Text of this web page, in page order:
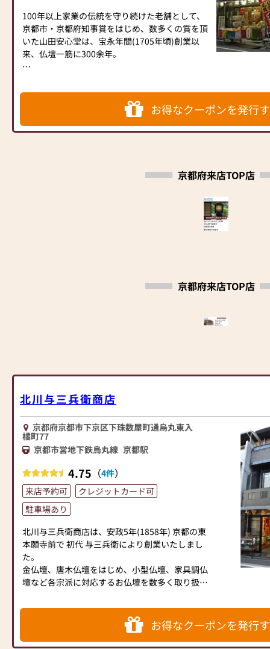
揃え、厳選して販売させて頂いておりますので、
10年後20年後に「間遠佛具店を選んで良かっ
た」と思っていただける自信がございます。
仏壇・仏事の事なら何なりとご相談下さい。
是非一度ご来店,心よりお待ち致しております。
【新型コロナ対策実施中】
・店頭に消毒液を設置致しております
・従業員は手洗い・うがい・マスク着用を致して
・入り口扉他を開けて換気を致しております
100年以上家業の伝統を守り続けた老舗として、
京都市・京都府知事賞をはじめ、数多くの賞を頂
いた山田安心堂は、宝永年間(1705年頃)創業以
来、仏壇一筋に300余年。
な品揃えと、親切第一をモットーに安心と信頼を
お得なクーポンを発行
京都府来店TOP店
京都府来店TOP店
北川与三兵衛商店
京都府京都市下京区下珠数屋町通烏丸東入
橘町77
京都市営地下鉄烏丸線 京都駅
4.75 （4件）
来店予約可
クレジットカード可
駐車場あり
北川与三兵衛商店は、安政5年(1858年) 京都の東
本願寺前で 初代 与三兵衛により創業いたしまし
た。
金仏壇、唐木仏壇をはじめ、小型仏壇、家具調仏
壇など各宗派に対応するお仏壇を数多く取り扱
お客様のニーズに応えられるよう細やかなご相談
にも丁寧に応じさせていただいておりますのでお
気軽にお立ち寄りください。
京都駅から徒歩７分の場所に店舗があり、とても
お得なクーポンを発行